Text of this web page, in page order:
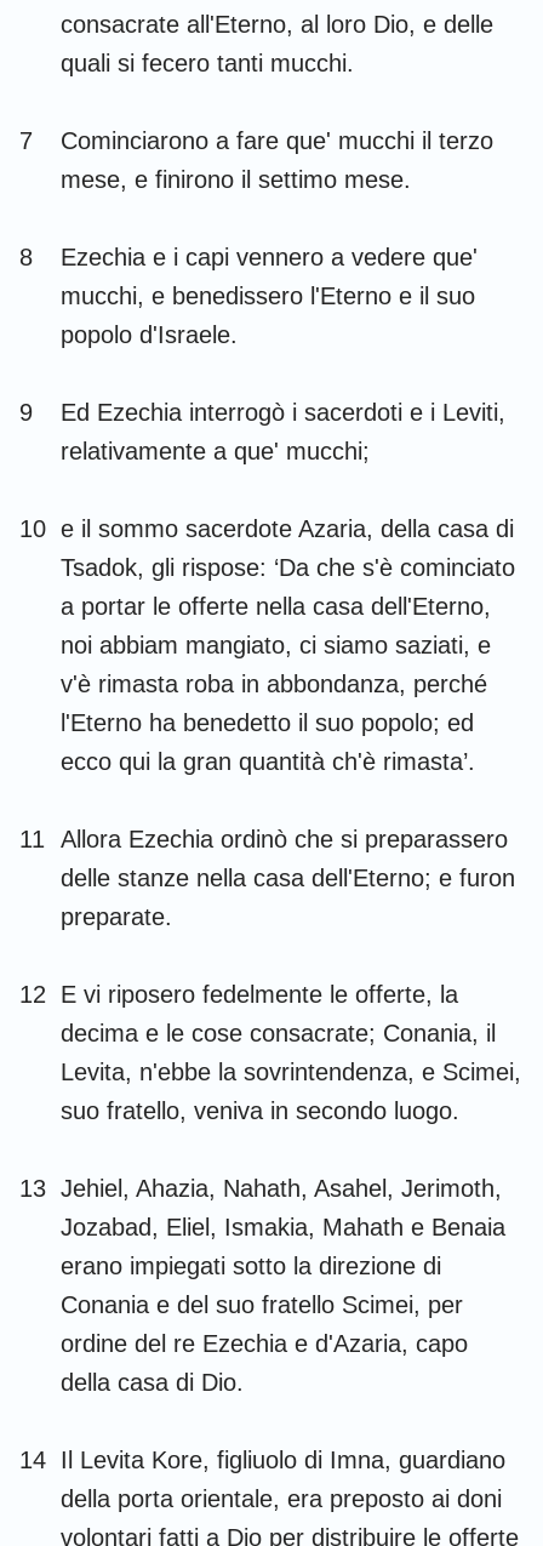
consacrate all'Eterno, al loro Dio, e delle
quali si fecero tanti mucchi.
7
Cominciarono a fare que' mucchi il terzo
mese, e finirono il settimo mese.
8
Ezechia e i capi vennero a vedere que'
mucchi, e benedissero l'Eterno e il suo
popolo d'Israele.
9
Ed Ezechia interrogò i sacerdoti e i Leviti,
relativamente a que' mucchi;
10 e il sommo sacerdote Azaria, della casa di
Tsadok, gli rispose: ‘Da che s'è cominciato
a portar le offerte nella casa dell'Eterno,
noi abbiam mangiato, ci siamo saziati, e
v'è rimasta roba in abbondanza, perché
l'Eterno ha benedetto il suo popolo; ed
ecco qui la gran quantità ch'è rimasta’.
11
Allora Ezechia ordinò che si preparassero
delle stanze nella casa dell'Eterno; e furon
preparate.
12
E vi riposero fedelmente le offerte, la
decima e le cose consacrate; Conania, il
Levita, n'ebbe la sovrintendenza, e Scimei,
suo fratello, veniva in secondo luogo.
13 Jehiel, Ahazia, Nahath, Asahel, Jerimoth,
Jozabad, Eliel, Ismakia, Mahath e Benaia
erano impiegati sotto la direzione di
Conania e del suo fratello Scimei, per
ordine del re Ezechia e d'Azaria, capo
della casa di Dio.
14 Il Levita Kore, figliuolo di Imna, guardiano
della porta orientale, era preposto ai doni
volontari fatti a Dio per distribuire le offerte